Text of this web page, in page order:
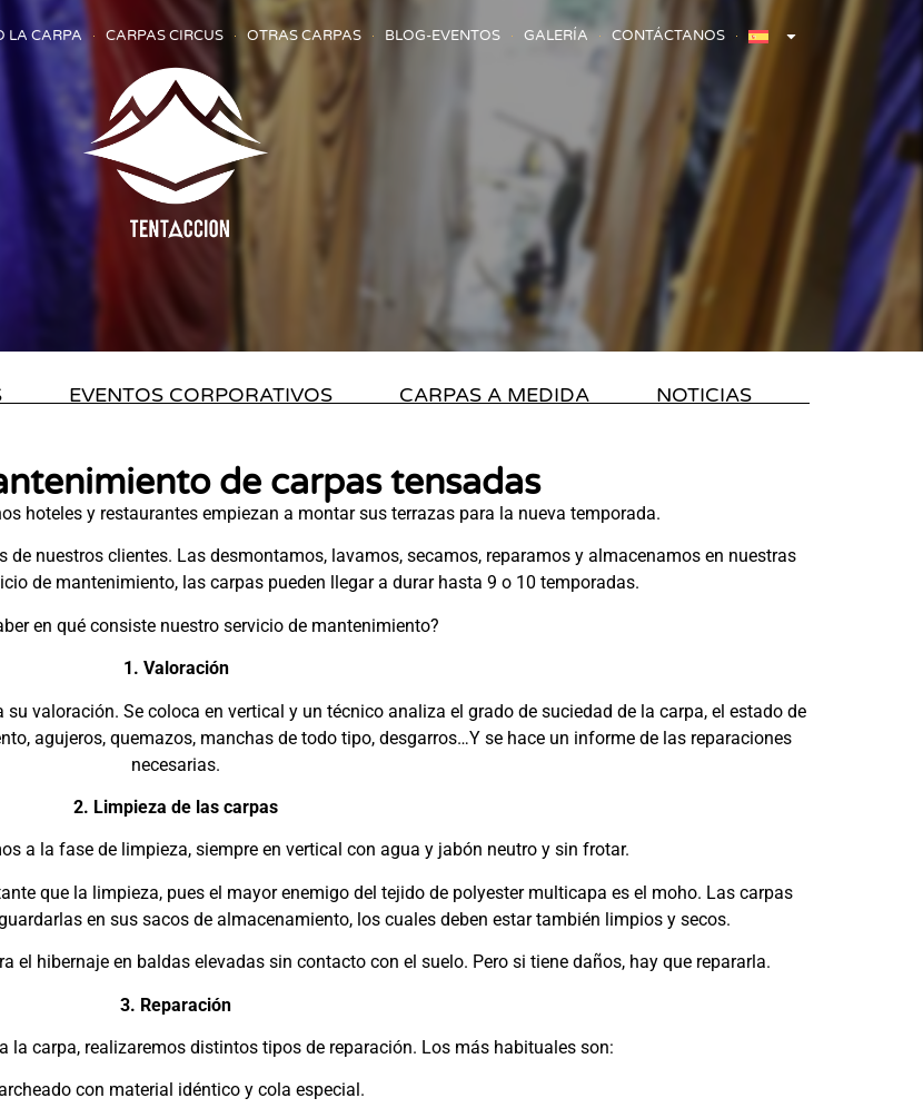
LA CARPA CARPAS CIRCUS OTRAS CARPAS BLOG-EVENTOS GALERÍA CONTÁCTANOS
EVENTOS CORPORATIVOS CARPAS A MEDIDA NOTICIAS
de carpas tensadas
hoteles y restaurantes empiezan a montar sus terrazas para la nueva temporada.
nuestros clientes. Las desmontamos, lavamos, secamos, reparamos y almacenamos en nuestras
de mantenimiento, las carpas pueden llegar a durar hasta 9 o 10 temporadas.
en qué consiste nuestro servicio de mantenimiento?
1. Valoración
valoración. Se coloca en vertical y un técnico analiza el grado de suciedad de la carpa, el estado de
agujeros, quemazos, manchas de todo tipo, desgarros…Y se hace un informe de las reparaciones
necesarias.
2. Limpieza de las carpas
a la fase de limpieza, siempre en vertical con agua y jabón neutro y sin frotar.
que la limpieza, pues el mayor enemigo del tejido de polyester multicapa es el moho. Las carpas
en sus sacos de almacenamiento, los cuales deben estar también limpios y secos.
el hibernaje en baldas elevadas sin contacto con el suelo. Pero si tiene daños, hay que repararla.
3. Reparación
la carpa, realizaremos distintos tipos de reparación. Los más habituales son:
con material idéntico y cola especial.